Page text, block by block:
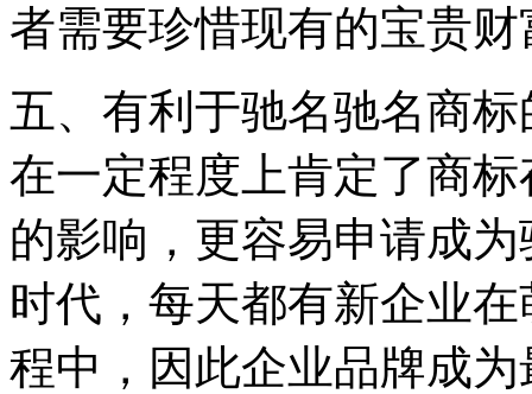
者需要珍惜现有的宝贵财
五、有利于驰名驰名商
在一定程度上肯定了商
的影响，更容易申请成
时代，每天都有新企业
程中，因此企业品牌成